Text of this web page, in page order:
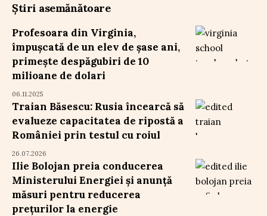
Știri asemănătoare
Profesoara din Virginia,
împușcată de un elev de șase ani,
primește despăgubiri de 10
milioane de dolari
06.11.2025
Traian Băsescu: Rusia încearcă să
evalueze capacitatea de ripostă a
României prin testul cu roiul
26.07.2026
Ilie Bolojan preia conducerea
Ministerului Energiei și anunță
măsuri pentru reducerea
prețurilor la energie